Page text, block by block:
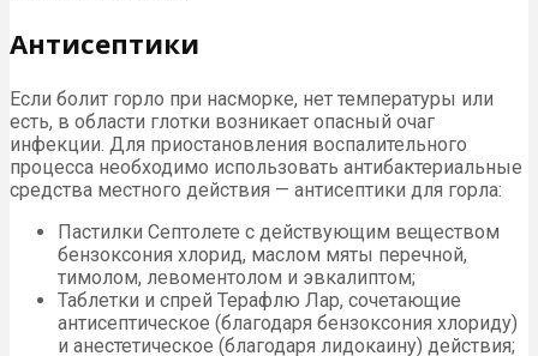
Антисептики
Если болит горло при насморке, нет температуры или
есть, в области глотки возникает опасный очаг
инфекции. Для приостановления воспалительного
процесса необходимо использовать антибактериальные
средства местного действия — антисептики для горла:
Пастилки Септолете с действующим веществом
бензоксония хлорид, маслом мяты перечной,
тимолом, левоментолом и эвкалиптом;
Таблетки и спрей Терафлю Лар, сочетающие
антисептическое (благодаря бензоксония хлориду)
и анестетическое (благодаря лидокаину) действия;